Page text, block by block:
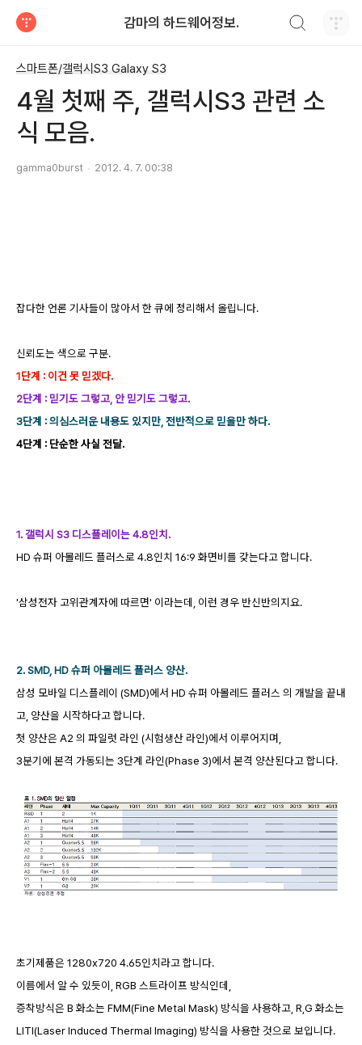
감마의 하드웨어정보.
스마트폰/갤럭시S3 Galaxy S3
4월 첫째 주, 갤럭시S3 관련 소
식 모음.
gamma0burst 2012. 4. 7. 00:38
잡다한 언론 기사들이 많아서 한 큐에 정리해서 올립니다.
신뢰도는 색으로 구분.
1단계 : 이건 못 믿겠다.
2단계 : 믿기도 그렇고, 안 믿기도 그렇고.
3단계 : 의심스러운 내용도 있지만, 전반적으로 믿을만 하다.
4단계 : 단순한 사실 전달.
1. 갤럭시 S3 디스플레이는 4.8인치.
HD 슈퍼 아몰레드 플러스로 4.8인치 16:9 화면비를 갖는다고 합니다.
'삼성전자 고위관계자에 따르면' 이라는데, 이런 경우 반신반의지요.
2. SMD, HD 슈퍼 아몰레드 플러스 양산.
삼성 모바일 디스플레이 (SMD)에서 HD 슈퍼 아몰레드 플러스 의 개발을 끝내
고, 양산을 시작하다고 합니다.
첫 양산은 A2 의 파일럿 라인 (시험생산 라인)에서 이루어지며,
3분기에 본격 가동되는 3단계 라인(Phase 3)에서 본격 양산된다고 합니다.
초기제품은 1280x720 4.65인치라고 합니다.
이름에서 알 수 있듯이, RGB 스트라이프 방식인데,
증착방식은 B 화소는 FMM(Fine Metal Mask) 방식을 사용하고, R,G 화소는
LITI(Laser Induced Thermal Imaging) 방식을 사용한 것으로 보입니다.